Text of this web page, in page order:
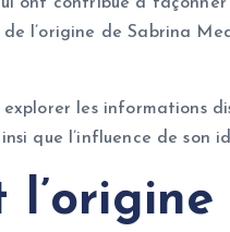
l’origine de Sabrina
les informations
que l’influence de son